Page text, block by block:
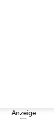
Anzeige